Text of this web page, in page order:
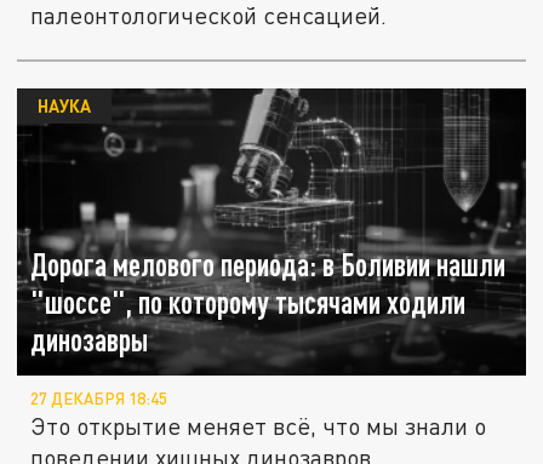
палеонтологической сенсацией.
Дорога мелового периода: в Боливии нашли
"шоссе", по которому тысячами ходили
динозавры
НАУКА
27 ДЕКАБРЯ 18:45
Это открытие меняет всё, что мы знали о
поведении хищных динозавров.